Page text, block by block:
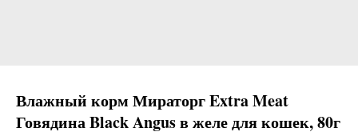
Влажный корм Мираторг Extra Meat
Говядина Black Angus в желе для кошек, 80г